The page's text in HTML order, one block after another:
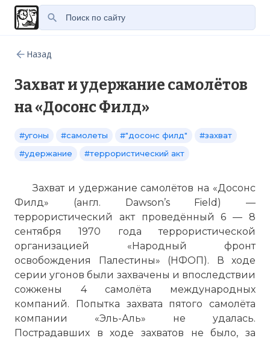
Назад
Захват и удержание самолётов
на «Досонс Филд»
#угоны #самолеты #"досонс филд"
#захват
#удержание
#террористический акт
Захват и удержание самолётов на «Досонс
Филд» (англ. Dawson’s Field) —
террористический акт проведённый 6 — 8
сентября 1970 года террористической
организацией «Народный фронт
освобождения Палестины» (НФОП). В ходе
серии угонов были захвачены и впоследствии
сожжены 4 самолёта международных
компаний. Попытка захвата пятого самолёта
компании «Эль-Аль» не удалась.
Пострадавших в ходе захватов не было, за